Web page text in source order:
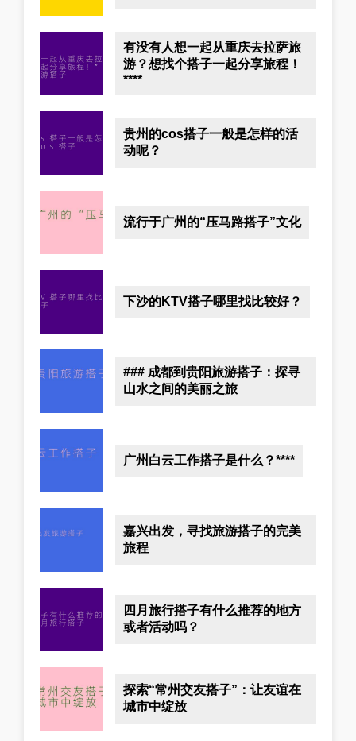
有没有人想一起从重庆去拉萨旅
游？想找个搭子一起分享旅程！
****
贵州的cos搭子一般是怎样的活
动呢？
流行于广州的“压马路搭子”文化
下沙的KTV搭子哪里找比较好？
### 成都到贵阳旅游搭子：探寻
山水之间的美丽之旅
广州白云工作搭子是什么？****
嘉兴出发，寻找旅游搭子的完美
旅程
四月旅行搭子有什么推荐的地方
或者活动吗？
探索“常州交友搭子”：让友谊在
城市中绽放